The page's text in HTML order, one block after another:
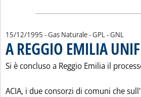
15/12/1995 - Gas Naturale - GPL - GNL
A REGGIO EMILIA
Si è concluso a Reggio Emilia il
ACIA, i due consorzi di comuni che